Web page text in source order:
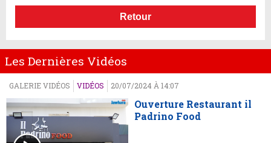
Retour
Les Dernières Vidéos
GALERIE VIDÉOS VIDÉOS 20/07/2024 À 14:07
Ouverture Restaurant il
Padrino Food